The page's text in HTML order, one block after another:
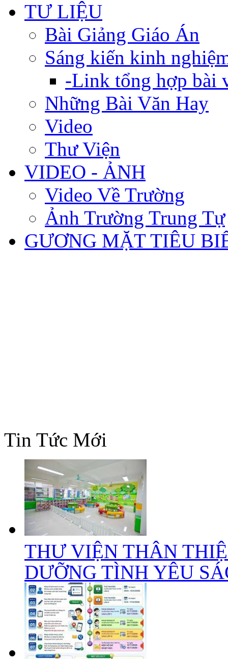
TƯ LIỆU
Bài Giảng Giáo Án
Sáng kiến kinh
-Link tổng hợp bài
Những Bài Văn Hay
Video
Thư Viện
VIDEO - ẢNH
Video Về Trường
Ảnh Trường Trung Tự
GƯƠNG MẶT TIÊU
Tin Tức Mới
THƯ VIỆN THÂN
DƯỠNG TÌNH YÊU